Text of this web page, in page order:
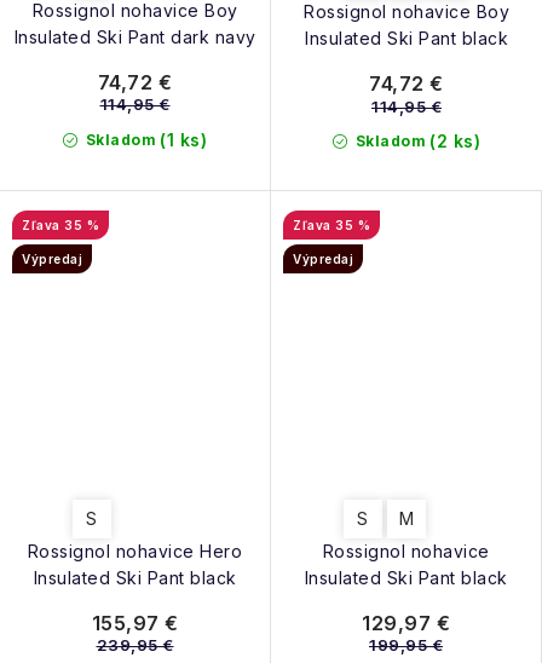
Rossignol nohavice Boy
Insulated Ski Pant dark navy
Skladom (1 ks)
74,72 €
114,95 €
Rossignol nohavice Boy
Insulated Ski Pant black
Skladom (2 ks)
74,72 €
114,95 €
Rossignol nohavice Hero
Insulated Ski Pant black
35 %
Výpredaj
S
155,97 €
239,95 €
Rossignol nohavice
Insulated Ski Pant black
35 %
Výpredaj
S M
129,97 €
199,95 €